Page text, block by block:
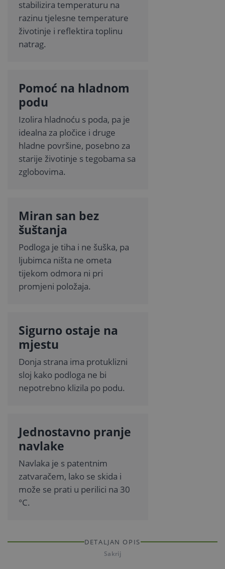
stabilizira temperaturu na
razinu tjelesne temperature
životinje i reflektira toplinu
natrag.
Pomoć na hladnom
podu
Izolira hladnoću s poda, pa je
idealna za pločice i druge
hladne površine, posebno za
starije životinje s tegobama sa
zglobovima.
Miran san bez
šuštanja
Podloga je tiha i ne šuška, pa
ljubimca ništa ne ometa
tijekom odmora ni pri
promjeni položaja.
Sigurno ostaje na
mjestu
Donja strana ima protuklizni
sloj kako podloga ne bi
nepotrebno klizila po podu.
Jednostavno pranje
navlake
Navlaka je s patentnim
zatvaračem, lako se skida i
može se prati u perilici na 30
°C.
DETALJAN OPIS
Sakrij